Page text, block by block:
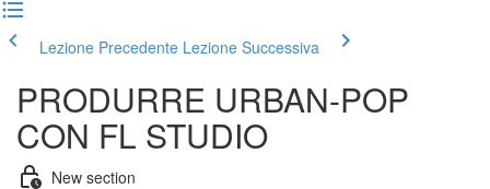
Lezione Precedente Lezione Successiva
PRODURRE URBAN-POP
CON FL STUDIO
New section